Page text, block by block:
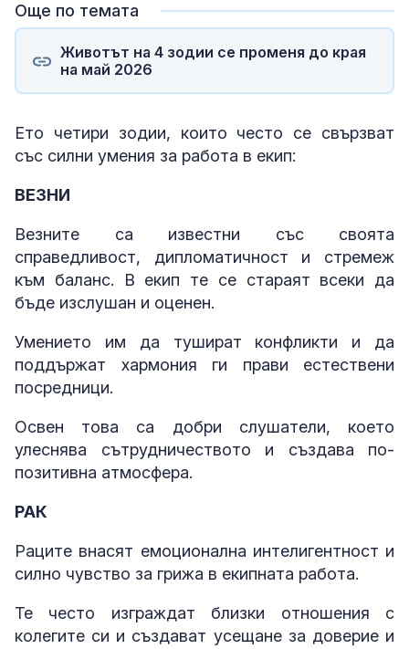
Още по темата
Животът на 4 зодии се променя до края
на май 2026
Ето четири зодии, които често се свързват
със силни умения за работа в екип:
ВЕЗНИ
Везните са известни със своята
справедливост, дипломатичност и стремеж
към баланс. В екип те се стараят всеки да
бъде изслушан и оценен.
Умението им да тушират конфликти и да
поддържат хармония ги прави естествени
посредници.
Освен това са добри слушатели, което
улеснява сътрудничеството и създава по-
позитивна атмосфера.
РАК
Раците внасят емоционална интелигентност и
силно чувство за грижа в екипната работа.
Те често изграждат близки отношения с
колегите си и създават усещане за доверие и